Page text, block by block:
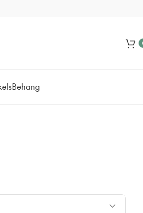
Behang